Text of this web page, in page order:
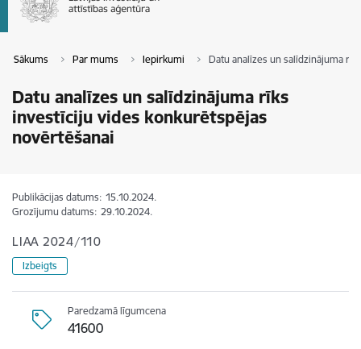
Sākums Par mums Iepirkumi Datu analīzes un salīdzinājuma
Datu analīzes un salīdzinājuma rīks
investīciju vides konkurētspējas
novērtēšanai
Publikācijas datums: 15.10.2024.
Grozījumu datums: 29.10.2024.
LIAA 2024/110
Izbeigts
Paredzamā līgumcena
41600